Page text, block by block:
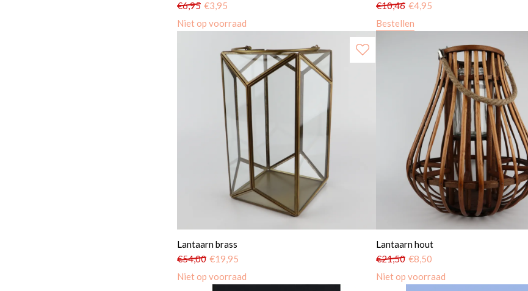
€6,95 €3,95
Niet op voorraad
€10,46 €4,95
Bestellen
Lantaarn brass
€54,00 €19,95
Niet op voorraad
Lantaarn hout
€21,50 €8,50
Niet op voorraad